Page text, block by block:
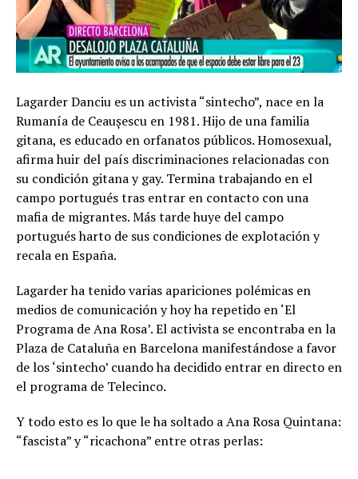
Lagarder Danciu es un activista “sintecho”, nace en la
Rumanía de Ceaușescu en 1981. Hijo de una familia
gitana, es educado en orfanatos públicos. Homosexual,
afirma huir del país discriminaciones relacionadas con
su condición gitana y gay. Termina trabajando en el
campo portugués tras entrar en contacto con una
mafia de migrantes. Más tarde huye del campo
portugués harto de sus condiciones de explotación y
recala en España.
Lagarder ha tenido varias apariciones polémicas en
medios de comunicación y hoy ha repetido en ‘El
Programa de Ana Rosa’. El activista se encontraba en la
Plaza de Cataluña en Barcelona manifestándose a favor
de los ‘sintecho’ cuando ha decidido entrar en directo en
el programa de Telecinco.
Y todo esto es lo que le ha soltado a Ana Rosa Quintana:
“fascista” y “ricachona” entre otras perlas: